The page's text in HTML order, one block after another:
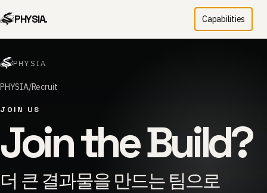
PHYSIA. Capabilities
PHYSIA
PHYSIA Recruit
JOIN US
Join the Build?
더 큰 결과물을 만드는 팀으로